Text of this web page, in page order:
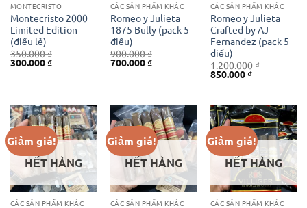
MONTECRISTO
Montecristo 2000
Limited Edition
(điếu lẻ)
350.000₫
Giá
300.000₫Giá
CÁC SẢN PHẨM KHÁC
Romeo y Julieta
1875 Bully (pack 5
điếu)
900.000₫
Giá
700.000₫Giá
CÁC SẢN PHẨM KHÁC
Romeo y Julieta
Crafted by AJ
Fernandez (pack 5
điếu)
1.200.000₫
Giá
850.000₫Giá
850.000 ₫.
Giảm giá!
HẾT HÀNG
CÁC SẢN PHẨM KHÁC
Giảm giá!
HẾT HÀNG
CÁC SẢN PHẨM KHÁC
Giảm giá!
HẾT HÀNG
CÁC SẢN PHẨM KHÁC